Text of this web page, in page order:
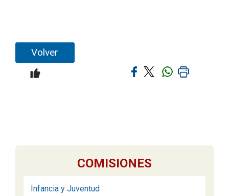
Volver
COMISIONES
Infancia y Juventud